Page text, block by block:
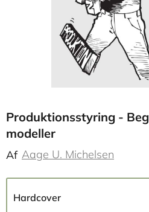
Produktionsstyring -
modeller
Af Aage U. Michelsen
Hardcover